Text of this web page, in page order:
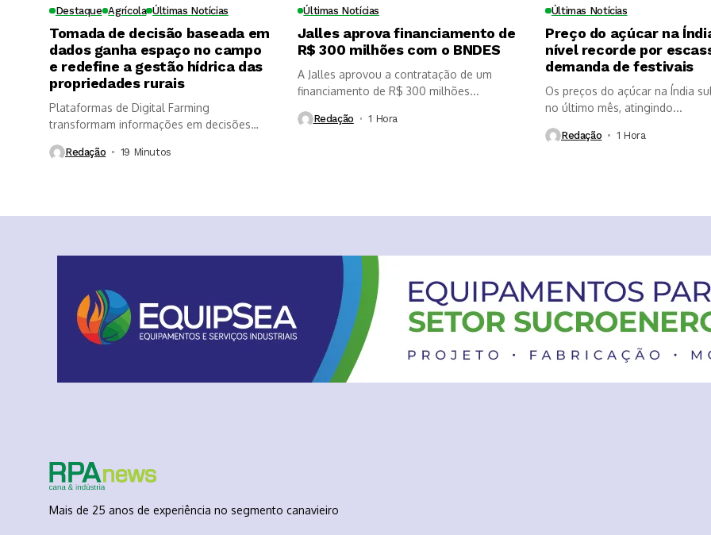
Destaque Agrícola Últimas Notícias
Tomada de decisão baseada em
dados ganha espaço no campo
e redefine a gestão hídrica das
propriedades rurais
Plataformas de Digital Farming
transformam informações em decisões
Redação 19 Minutos ⁮
Últimas Notícias
Jalles aprova financiamento de
R$ 300 milhões com o BNDES
A Jalles aprovou a contratação de um
financiamento de R$ 300 milhões...
Redação 1 Hora ⁮
Últimas Notícias
Preço do açúcar na
nível recorde por
demanda de festivais
Os preços do açúcar na Índia
no último mês, atingindo...
Redação 1 Hora ⁮
Mais de 25 anos de experiência no segmento canavieiro